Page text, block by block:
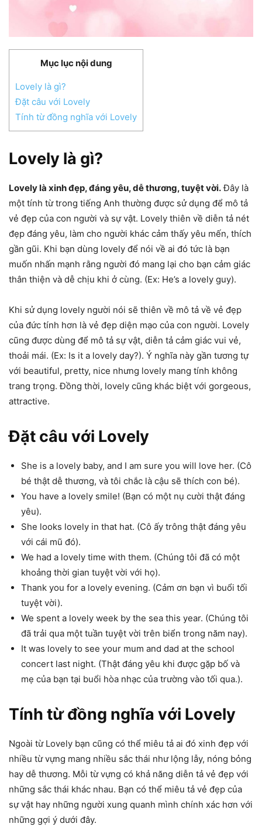
Mục lục nội dung
Lovely là gì?
Đặt câu với Lovely
Tính từ đồng nghĩa với Lovely
Lovely là gì?
Lovely là xinh đẹp, đáng yêu, dễ thương, tuyệt vời.Đây là
một tính từ trong tiếng Anh thường được sử dụng để mô tả
vẻ đẹp của con người và sự vật. Lovely thiên về diễn tả nét
đẹp đáng yêu, làm cho người khác cảm thấy yêu mến, thích
gần gũi. Khi bạn dùng lovely để nói về ai đó tức là bạn
muốn nhấn mạnh rằng người đó mang lại cho bạn cảm giác
thân thiện và dễ chịu khi ở cùng. (Ex: He’s a lovely guy).
Khi sử dụng lovely người nói sẽ thiên về mô tả về vẻ đẹp
của đức tính hơn là vẻ đẹp diện mạo của con người. Lovely
cũng được dùng để mô tả sự vật, diễn tả cảm giác vui vẻ,
thoải mái. (Ex: Is it a lovely day?). Ý nghĩa này gần tương tự
với beautiful, pretty, nice nhưng lovely mang tính không
trang trọng. Đồng thời, lovely cũng khác biệt với gorgeous,
attractive.
Đặt câu với Lovely
She is a lovely baby, and I am sure you will love her. (Cô
bé thật dễ thương, và tôi chắc là cậu sẽ thích con bé).
You have a lovely smile! (Bạn có một nụ cười thật đáng
yêu).
She looks lovely in that hat. (Cô ấy trông thật đáng yêu
với cái mũ đó).
We had a lovely time with them. (Chúng tôi đã có một
khoảng thời gian tuyệt vời với họ).
Thank you for a lovely evening. (Cảm ơn bạn vì buổi tối
tuyệt vời).
We spent a lovely week by the sea this year. (Chúng tôi
đã trải qua một tuần tuyệt vời trên biển trong năm nay).
It was lovely to see your mum and dad at the school
concert last night. (Thật đáng yêu khi được gặp bố và
mẹ của bạn tại buổi hòa nhạc của trường vào tối qua.).
Tính từ đồng nghĩa với Lovely
Ngoài từ Lovely bạn cũng có thể miêu tả ai đó xinh đẹp với
nhiều từ vựng mang nhiều sắc thái như lộng lẫy, nóng bỏng
hay dễ thương. Mỗi từ vựng có khả năng diễn tả vẻ đẹp với
những sắc thái khác nhau. Bạn có thể miêu tả vẻ đẹp của
sự vật hay những người xung quanh mình chính xác hơn với
những gợi ý dưới đây.